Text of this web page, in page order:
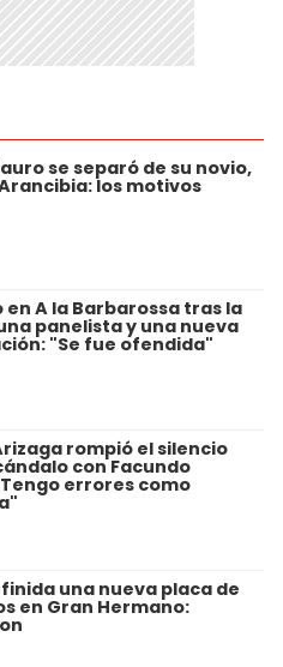
se separó de su novio,
los motivos
en A la Barbarossa tras la
panelista y una nueva
"Se fue ofendida"
rompió el silencio
con Facundo
errores como
una nueva placa de
en Gran Hermano: